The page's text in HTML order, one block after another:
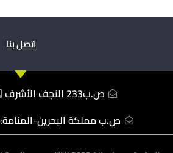
اتصل بنا
ص.ب233 النجف الأشرف
ص.ب مملكة البحرين-المنامة:21168